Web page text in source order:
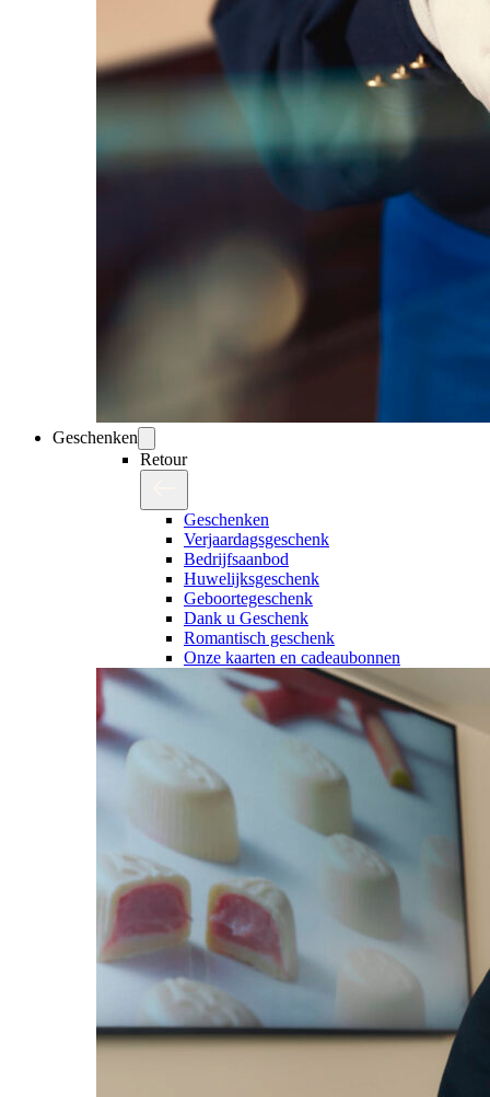
Geschenken
Retour
Geschenken
Verjaardagsgeschenk
Bedrijfsaanbod
Huwelijksgeschenk
Geboortegeschenk
Dank u Geschenk
Romantisch geschenk
Onze kaarten en cadeaubonnen